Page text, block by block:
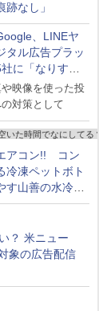
なし」
、LINEヤ
タル広告プラッ
に「なりすま
対策強化を要請
映像を使った投
対策として
いた時間でなにしてる？
アコン!! コン
冷凍ペットボト
す山善の水冷ベ
バイクにちょう
・ざ・ろー
？ 米ニュー
象の広告配信